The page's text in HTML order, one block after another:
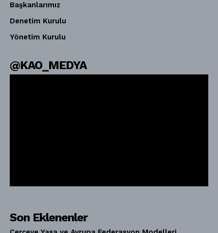
Başkanlarımız
Denetim Kurulu
Yönetim Kurulu
@KAO_MEDYA
Son Eklenenler